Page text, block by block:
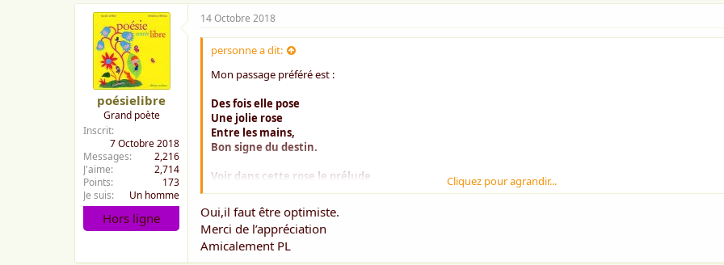
poésielibre
Grand poète
Inscrit
7 Octobre 2018
Messages
2,216
J'aime
2,714
Points
173
Je suis
Un homme
Hors ligne
14 Octobre 2018
personne a dit:
Mon passage préféré est :
Des fois elle pose
Une jolie rose
Entre les mains,
Bon signe du destin.
Voir dans cette rose le prélude
D'une belle et douce infinitude,
Connaître meilleurs lendemains,
Le bonheur chantant son refrain.
Et je retiens que ça (le meilleur)
Cliquez pour agrandir...
Oui,il faut être optimiste.
Merci de l’appréciation
Amicalement PL